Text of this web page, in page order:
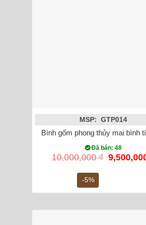
-5%
MSP: GTP014
Bình gốm phong thủy mai bình
Đã bán: 48
10,000,000₫ Giá